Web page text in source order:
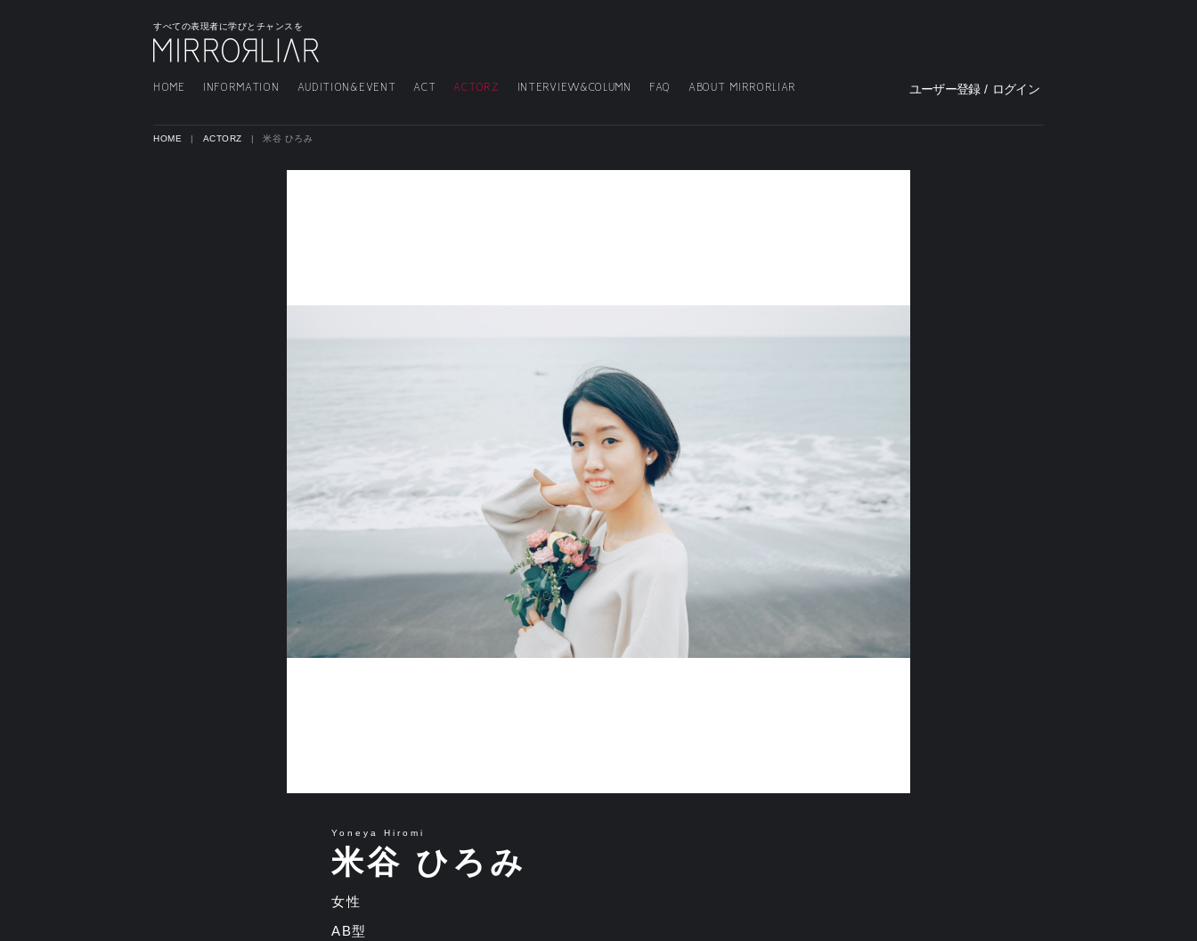
すべての表現者に学びとチャンスを
HOME INFORMATION AUDITION&EVENT ACT ACTORZ INTERVIEW&COLUMN FAQ ABOUT MIRRORLIAR ユーザー登録 / ログイン
HOME ACTORZ 米谷 ひろみ
Yoneya Hiromi
米谷 ひろみ
女性
AB型